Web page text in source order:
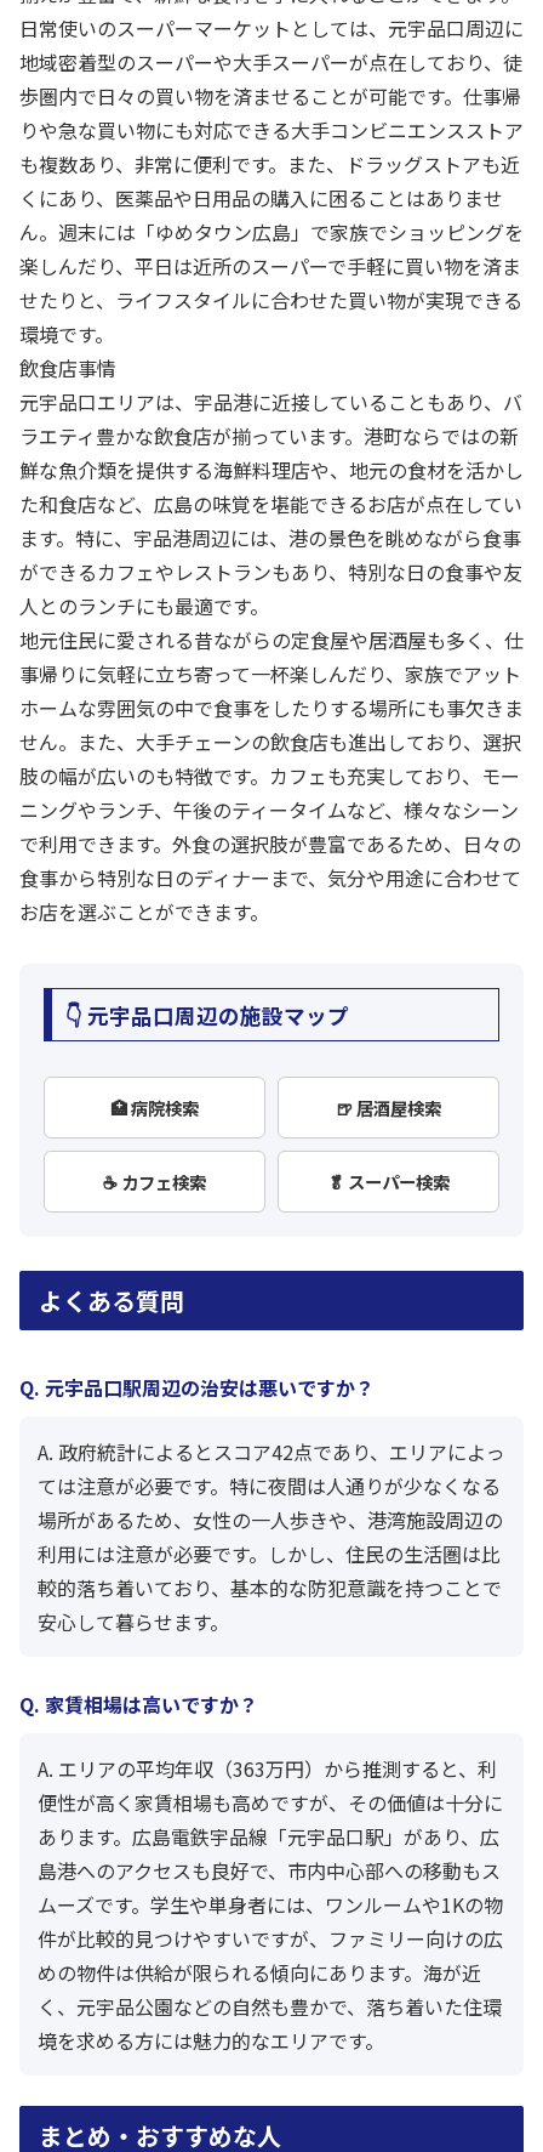
日常使いのスーパーマーケットとしては、元宇品口周辺に
地域密着型のスーパーや大手スーパーが点在しており、徒
歩圏内で日々の買い物を済ませることが可能です。仕事帰
りや急な買い物にも対応できる大手コンビニエンスストア
も複数あり、非常に便利です。また、ドラッグストアも近
くにあり、医薬品や日用品の購入に困ることはありませ
ん。週末には「ゆめタウン広島」で家族でショッピングを
楽しんだり、平日は近所のスーパーで手軽に買い物を済ま
せたりと、ライフスタイルに合わせた買い物が実現できる
環境です。
飲食店事情
元宇品口エリアは、宇品港に近接していることもあり、バ
ラエティ豊かな飲食店が揃っています。港町ならではの新
鮮な魚介類を提供する海鮮料理店や、地元の食材を活かし
た和食店など、広島の味覚を堪能できるお店が点在してい
ます。特に、宇品港周辺には、港の景色を眺めながら食事
ができるカフェやレストランもあり、特別な日の食事や友
人とのランチにも最適です。
地元住民に愛される昔ながらの定食屋や居酒屋も多く、仕
事帰りに気軽に立ち寄って一杯楽しんだり、家族でアット
ホームな雰囲気の中で食事をしたりする場所にも事欠きま
せん。また、大手チェーンの飲食店も進出しており、選択
肢の幅が広いのも特徴です。カフェも充実しており、モー
ニングやランチ、午後のティータイムなど、様々なシーン
で利用できます。外食の選択肢が豊富であるため、日々の
食事から特別な日のディナーまで、気分や用途に合わせて
お店を選ぶことができます。
👇 元宇品口周辺の施設マップ
🏥 病院検索 🍺 居酒屋検索
☕ カフェ検索 🥬 スーパー検索
よくある質問
Q. 元宇品口駅周辺の治安は悪いですか？
A. 政府統計によるとスコア42点であり、エリアによっ
ては注意が必要です。特に夜間は人通りが少なくなる
場所があるため、女性の一人歩きや、港湾施設周辺の
利用には注意が必要です。しかし、住民の生活圏は比
較的落ち着いており、基本的な防犯意識を持つことで
安心して暮らせます。
Q. 家賃相場は高いですか？
A. エリアの平均年収（363万円）から推測すると、利
便性が高く家賃相場も高めですが、その価値は十分に
あります。広島電鉄宇品線「元宇品口駅」があり、広
島港へのアクセスも良好で、市内中心部への移動もス
ムーズです。学生や単身者には、ワンルームや1Kの物
件が比較的見つけやすいですが、ファミリー向けの広
めの物件は供給が限られる傾向にあります。海が近
く、元宇品公園などの自然も豊かで、落ち着いた住環
境を求める方には魅力的なエリアです。
まとめ・おすすめな人